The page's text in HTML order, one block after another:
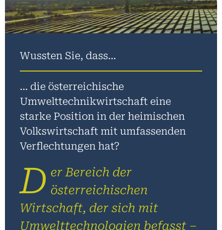
Wussten Sie, dass…
… die österreichische
Umwelttechnikwirtschaft eine
starke Position in der heimischen
Volkswirtschaft mit umfassenden
Verflechtungen hat?
D er Bereich der
österreichischen
Wirtschaft, der sich mit
Umwelttechnologien befasst –